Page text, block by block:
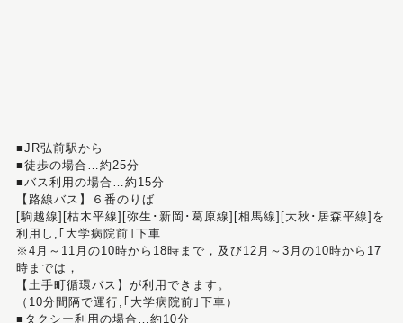
■JR弘前駅から
■徒歩の場合…約25分
■バス利用の場合…約15分
【路線バス】６番のりば
[駒越線][枯木平線][弥生･新岡･葛原線][相馬線][大秋･居森平線]を
利用し,｢大学病院前｣下車
※4月～11月の10時から18時まで，及び12月～3月の10時から17
時までは，
【土手町循環バス】が利用できます。
（10分間隔で運行,｢大学病院前｣下車）
■タクシー利用の場合…約10分